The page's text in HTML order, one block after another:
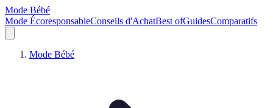
Mode Bébé
Mode ÉcoresponsableConseils d'AchatBest ofGuidesComparatifs
Mode Bébé